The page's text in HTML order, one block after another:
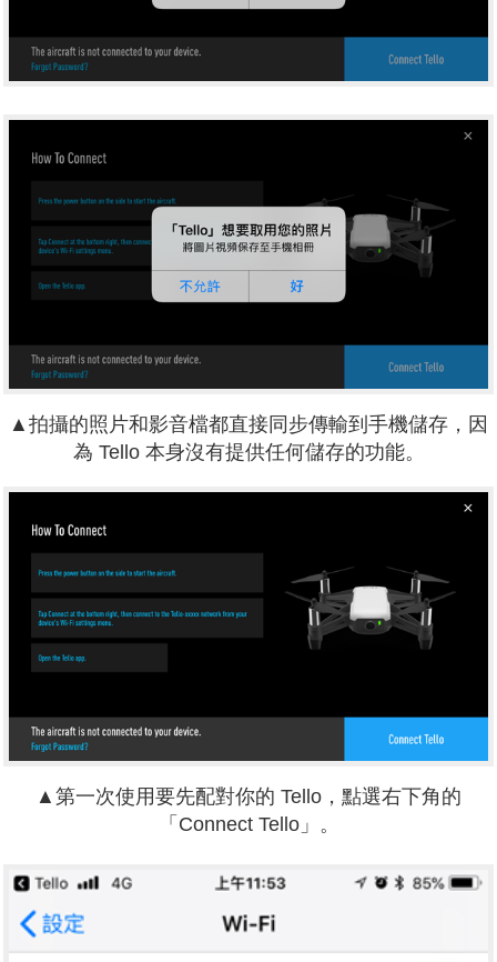
▲拍攝的照片和影音檔都直接同步傳輸到手機儲存，因
為 Tello 本身沒有提供任何儲存的功能。
▲第一次使用要先配對你的 Tello，點選右下角的
「Connect Tello」。